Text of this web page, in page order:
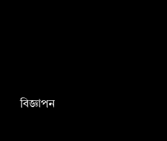
বিজ্ঞাপন